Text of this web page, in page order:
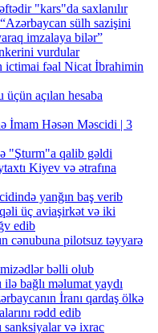
"kars"da saxlanılır
sülh sazişini
imzalaya bilər”
vurdular
ictimai fəal Nicat İbrahimin
açılan hesaba
İmam Həsən Məscidi | 3
"Şturm"a qalib gəldi
Kiyev və ətrafına
yanğın baş verib
üç aviaşirkət və iki
edib
cənubuna pilotsuz təyyarə
bəlli olub
bağlı məlumat yaydı
İranı qardaş ölkə
rədd edib
sanksiyalar və ixrac